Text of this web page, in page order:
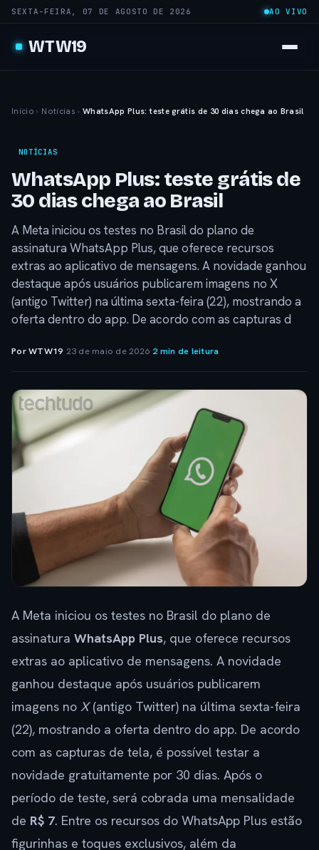
SEXTA-FEIRA, 07 DE AGOSTO DE 2026 AO VIVO
WTW19
Início › Notícias › WhatsApp Plus: teste grátis de 30 dias chega ao Brasil
NOTÍCIAS
WhatsApp Plus: teste grátis de
30 dias chega ao Brasil
A Meta iniciou os testes no Brasil do plano de
assinatura WhatsApp Plus, que oferece recursos
extras ao aplicativo de mensagens. A novidade ganhou
destaque após usuários publicarem imagens no X
(antigo Twitter) na última sexta-feira (22), mostrando a
oferta dentro do app. De acordo com as capturas d
Por WTW19· 23 de maio de 2026·2 min de leitura
A Meta iniciou os testes no Brasil do plano de
assinatura WhatsApp Plus, que oferece recursos
extras ao aplicativo de mensagens. A novidade
ganhou destaque após usuários publicarem
imagens no X(antigo Twitter) na última sexta-feira
(22), mostrando a oferta dentro do app. De acordo
com as capturas de tela, é possível testar a
novidade gratuitamente por 30 dias. Após o
período de teste, será cobrada uma mensalidade
de R$ 7. Entre os recursos do WhatsApp Plus estão
figurinhas e toques exclusivos, além da